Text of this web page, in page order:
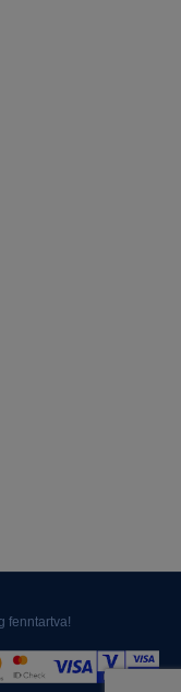
fenntartva!